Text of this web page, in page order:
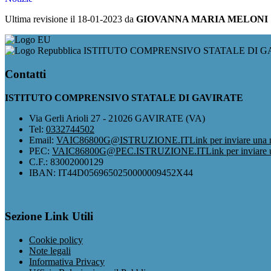
Ultima revisione il 18-01-2023 da GIOVANNA MARIA MELONI
ISTITUTO COMPRENSIVO STATALE DI
Contatti
ISTITUTO COMPRENSIVO STATALE DI GAVIRATE
Via Gerli Arioli 27 - 21026 GAVIRATE (VA)
Tel: 0332744502
Email: VAIC86800G@ISTRUZIONE.ITLink per inviare una
PEC: VAIC86800G@PEC.ISTRUZIONE.ITLink per inviare
C.F.: 83002000129
IBAN: IT44D0569650250000009452X44
Sezione Link Utili
Cookie policy
Note legali
Informativa Privacy